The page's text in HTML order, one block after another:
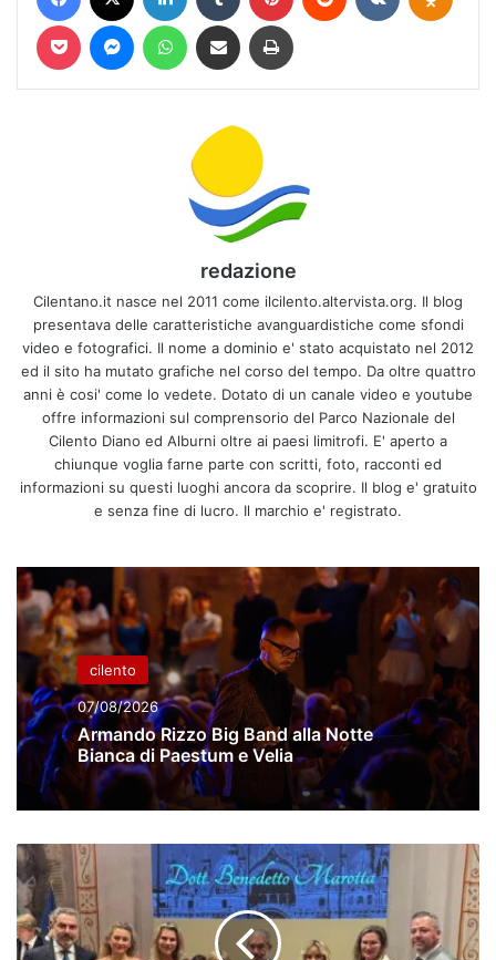
Pocket MessengerWhatsAppCondividi via mail Stampa
redazione
Cilentano.it nasce nel 2011 come ilcilento.altervista.org. Il blog
presentava delle caratteristiche avanguardistiche come sfondi
video e fotografici. Il nome a dominio e' stato acquistato nel 2012
ed il sito ha mutato grafiche nel corso del tempo. Da oltre quattro
anni è cosi' come lo vedete. Dotato di un canale video e youtube
offre informazioni sul comprensorio del Parco Nazionale del
Cilento Diano ed Alburni oltre ai paesi limitrofi. E' aperto a
chiunque voglia farne parte con scritti, foto, racconti ed
informazioni su questi luoghi ancora da scoprire. Il blog e' gratuito
e senza fine di lucro. Il marchio e' registrato.
cilento
07/08/2026
Armando Rizzo Big Band alla Notte
Bianca di Paestum e Velia
Leone
d’oro
e
laurea
ad